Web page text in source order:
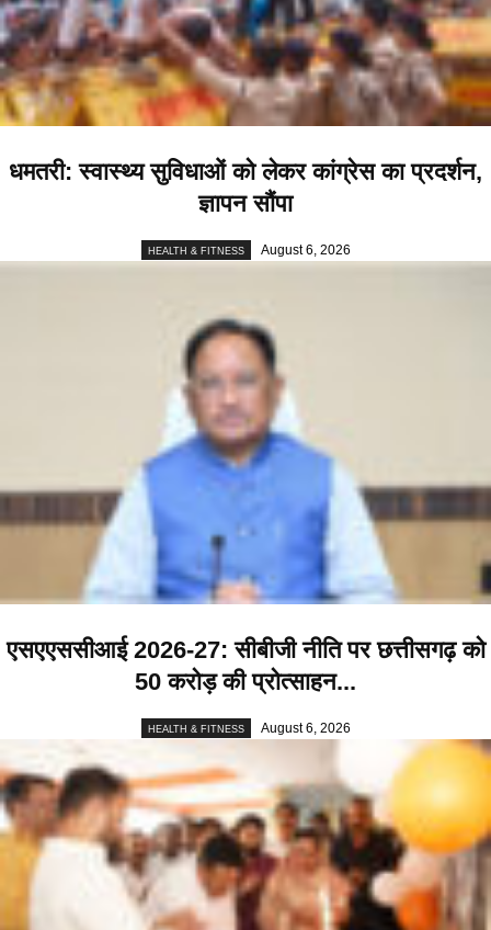
धमतरी: स्वास्थ्य सुविधाओं को लेकर कांग्रेस का प्रदर्शन,
ज्ञापन सौंपा
HEALTH & FITNESS August 6, 2026
एसएएससीआई 2026-27: सीबीजी नीति पर छत्तीसगढ़ को
50 करोड़ की प्रोत्साहन...
HEALTH & FITNESS August 6, 2026